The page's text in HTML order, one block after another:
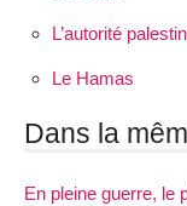
L’autorité
Le Hamas
Dans la
En pleine guerre, le